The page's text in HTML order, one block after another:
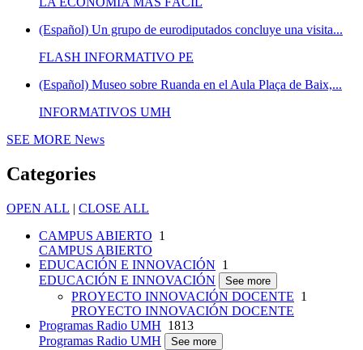
(Español) Un grupo de eurodiputados concluye una visita...
FLASH INFORMATIVO PE
(Español) Museo sobre Ruanda en el Aula Plaça de Baix,...
INFORMATIVOS UMH
SEE MORE News
Categories
OPEN ALL | CLOSE ALL
CAMPUS ABIERTO 1
CAMPUS ABIERTO
EDUCACIÓN E INNOVACIÓN 1
EDUCACIÓN E INNOVACIÓN
See more
PROYECTO INNOVACIÓN DOCENTE 1
PROYECTO INNOVACIÓN DOCENTE
Programas Radio UMH 1813
Programas Radio UMH
See more